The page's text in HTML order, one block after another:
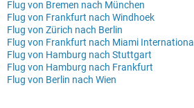
Flug von Bremen nach München
Flug von Frankfurt nach Windhoek
Flug von Zürich nach Berlin
Flug von Frankfurt nach Miami International
Flug von Hamburg nach Stuttgart
Flug von Hamburg nach Frankfurt
Flug von Berlin nach Wien